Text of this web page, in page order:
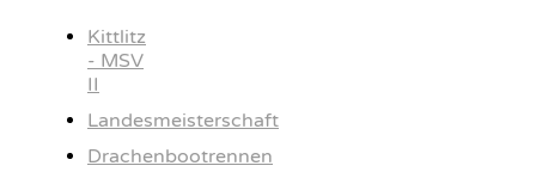
Kittlitz
- MSV
II
Landesmeisterschaft
Drachenbootrennen